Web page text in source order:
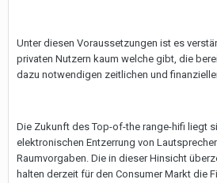
Unter diesen Voraussetzungen ist es
privaten Nutzern kaum welche gibt, die
dazu notwendigen zeitlichen und
Die Zukunft des Top-of-the range-hifi liegt
elektronischen Entzerrung von
Raumvorgaben. Die in dieser Hinsicht
halten derzeit für den Consumer Markt die